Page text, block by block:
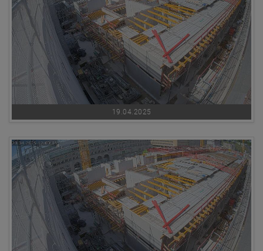
19.04.2025